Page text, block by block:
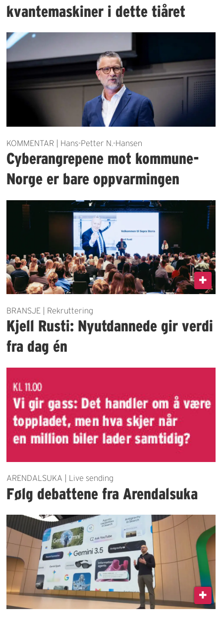
kvantemaskiner i dette tiåret
KOMMENTAR | Hans-Petter N.-Hansen
Cyberangrepene mot kommune-
Norge er bare oppvarmingen
BRANSJE | Rekruttering
Kjell Rusti: Nyutdannede gir verdi
fra dag én
ARENDALSUKA | Live sending
Følg debattene fra Arendalsuka